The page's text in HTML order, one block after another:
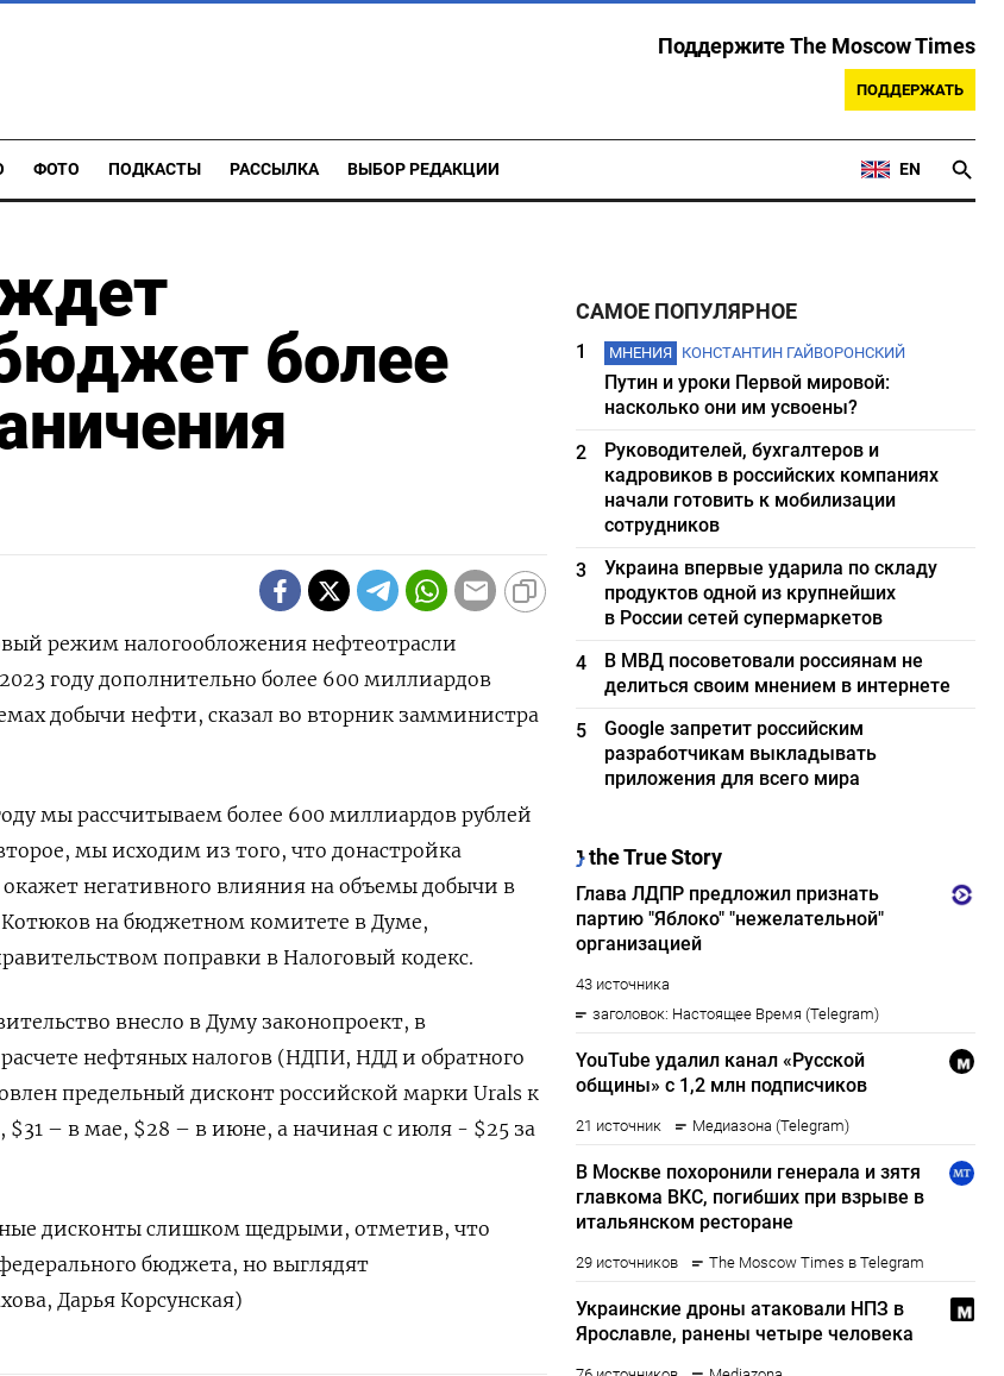
Поддержите The Moscow Times
ПОДДЕРЖАТЬ
ФОТО ПОДКАСТЫ РАССЫЛКА ВЫБОР РЕДАКЦИИ EN
более
режим налогообложения нефтеотрасли
году дополнительно более 600 миллиардов
добычи нефти, сказал во вторник замминистра
мы рассчитываем более 600 миллиардов рублей
мы исходим из того, что донастройка
негативного влияния на объемы добычи в
на бюджетном комитете в Думе,
поправки в Налоговый кодекс.
внесло в Думу законопроект, в
нефтяных налогов (НДПИ, НДД и обратного
предельный дисконт российской марки Urals к
$31 – в мае, $28 – в июне, а начиная с июля - $25 за
дисконты слишком щедрыми, отметив, что
бюджета, но выглядят
Дарья Корсунская)
САМОЕ ПОПУЛЯРНОЕ
1 МНЕНИЯ КОНСТАНТИН ГАЙВОРОНСКИЙ
Путин и уроки Первой мировой:
насколько они им усвоены?
2
Руководителей, бухгалтеров и
кадровиков в российских компаниях
начали готовить к мобилизации
сотрудников
3
Украина впервые ударила по складу
продуктов одной из крупнейших
в России сетей супермаркетов
4
В МВД посоветовали россиянам не
делиться своим мнением в интернете
5
Google запретит российским
разработчикам выкладывать
приложения для всего мира